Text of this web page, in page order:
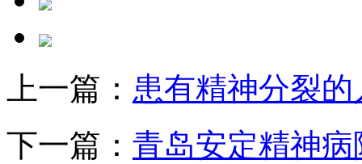
上一篇： 患有精神分裂
下一篇： 青岛安定精神